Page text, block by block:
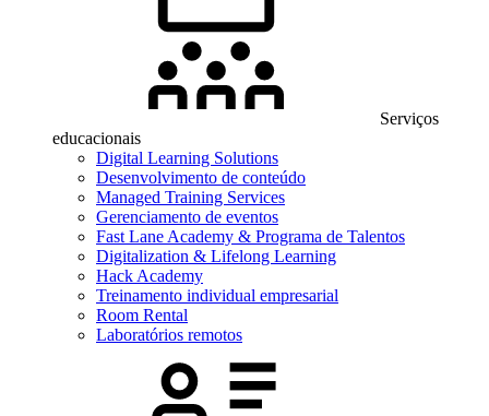
Serviços
educacionais
Digital Learning Solutions
Desenvolvimento de conteúdo
Managed Training Services
Gerenciamento de eventos
Fast Lane Academy & Programa de Talentos
Digitalization & Lifelong Learning
Hack Academy
Treinamento individual empresarial
Room Rental
Laboratórios remotos